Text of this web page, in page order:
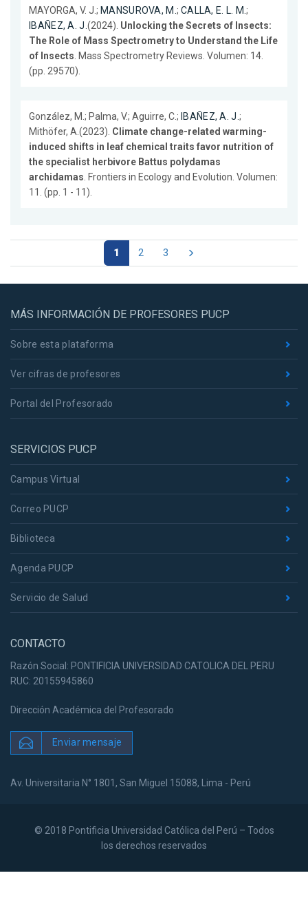
MAYORGA, V. J.; MANSUROVA, M.; CALLA, E. L. M.;
IBAÑEZ, A. J.(2024). Unlocking the Secrets of Insects:
The Role of Mass Spectrometry to Understand the Life
of Insects. Mass Spectrometry Reviews. Volumen: 14.
(pp. 29570).
González, M.; Palma, V.; Aguirre, C.; IBAÑEZ, A. J.;
Mithöfer, A.(2023). Climate change-related warming-
induced shifts in leaf chemical traits favor nutrition of
the specialist herbivore Battus polydamas
archidamas. Frontiers in Ecology and Evolution. Volumen:
11. (pp. 1 - 11).
1 2 3
MÁS INFORMACIÓN DE PROFESORES PUCP
Sobre esta plataforma
Ver cifras de profesores
Portal del Profesorado
SERVICIOS PUCP
Campus Virtual
Correo PUCP
Biblioteca
Agenda PUCP
Servicio de Salud
CONTACTO
Razón Social: PONTIFICIA UNIVERSIDAD CATOLICA DEL PERU
RUC: 20155945860
Dirección Académica del Profesorado
Enviar mensaje
Av. Universitaria N° 1801, San Miguel 15088, Lima - Perú
© 2018 Pontificia Universidad Católica del Perú – Todos
los derechos reservados